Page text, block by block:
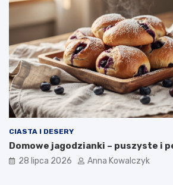
CIASTA I DESERY
Domowe jagodzianki – puszyste i
28 lipca 2026 Anna Kowalczyk